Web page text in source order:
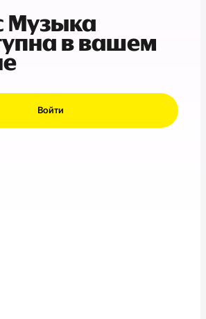
Музыка
в вашем
Войти